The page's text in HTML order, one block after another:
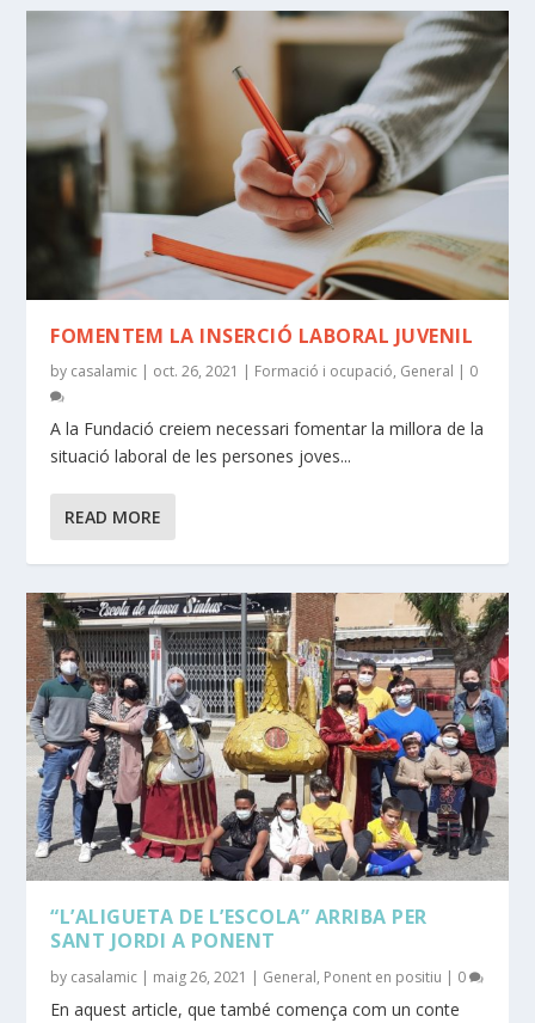
FOMENTEM LA INSERCIÓ LABORAL JUVENIL
by casalamic | oct. 26, 2021 | Formació i ocupació, General | 0
A la Fundació creiem necessari fomentar la millora de la
situació laboral de les persones joves...
READ MORE
“L’ALIGUETA DE L’ESCOLA” ARRIBA PER
SANT JORDI A PONENT
by casalamic | maig 26, 2021 | General, Ponent en positiu | 0
En aquest article, que també comença com un conte